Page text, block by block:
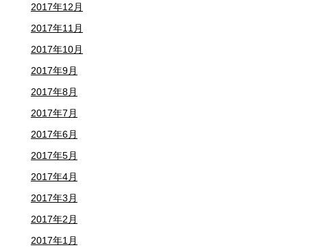
2017年12月
2017年11月
2017年10月
2017年9月
2017年8月
2017年7月
2017年6月
2017年5月
2017年4月
2017年3月
2017年2月
2017年1月